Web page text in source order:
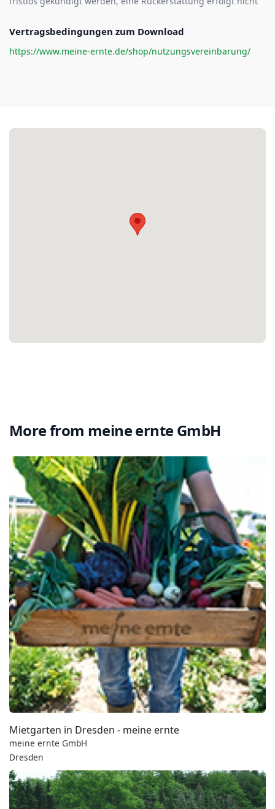
Vertragsbedingungen zum Download
https://www.meine-ernte.de/shop/nutzungsvereinbarung/
More from meine ernte GmbH
Mietgarten in Dresden - meine ernte
meine ernte GmbH
Dresden